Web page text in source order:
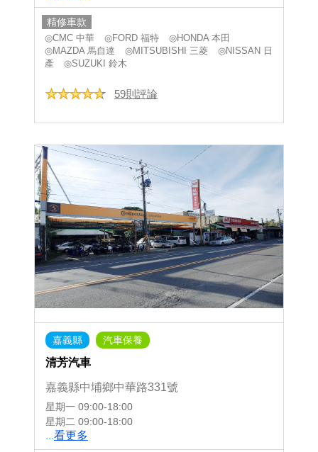
精修車款
◎CMC 中華 ◎FORD 福特
◎HONDA 本田
◎MAZDA 馬自達
◎MITSUBISHI 三菱
◎NISSAN 日
產
◎SUZUKI 鈴木
59則評論
嘉義縣 汽車保養
清芳汽車
嘉義縣中埔鄉中華路331號
星期一 09:00-18:00
星期二 09:00-18:00
...看更多